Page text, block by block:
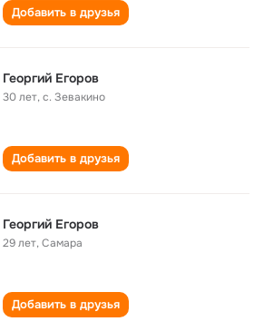
Добавить в друзья
Георгий Егоров
30 лет,с. Зевакино
Добавить в друзья
Георгий Егоров
29 лет,Самара
Добавить в друзья